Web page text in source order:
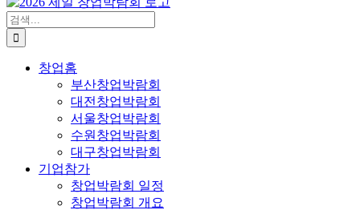
검
색:
창업홈
부산창업박람회
대전창업박람회
서울창업박람회
수원창업박람회
대구창업박람회
기업참가
창업박람회 일정
창업박람회 개요